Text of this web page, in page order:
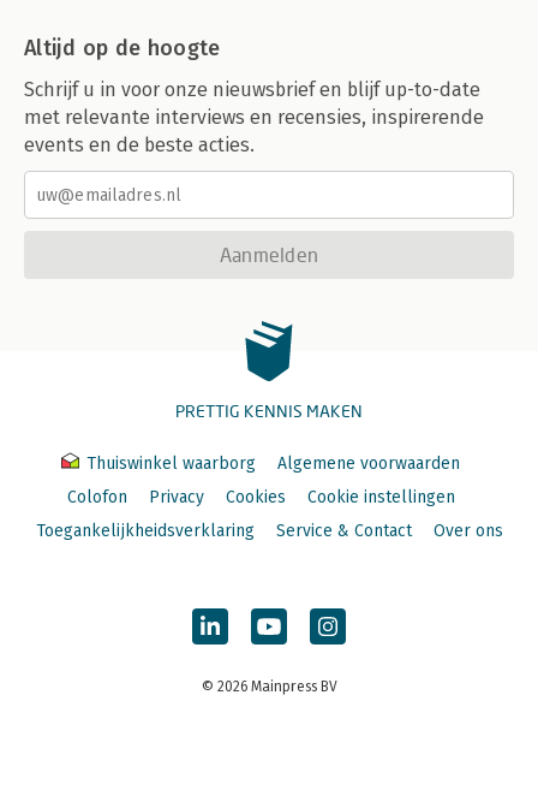
Altijd op de hoogte
Schrijf u in voor onze nieuwsbrief en blijf up-to-date
met relevante interviews en recensies, inspirerende
events en de beste acties.
Aanmelden
PRETTIG KENNIS MAKEN
Thuiswinkel waarborg
Algemene voorwaarden
Colofon
Privacy Cookies
Cookie instellingen
Toegankelijkheidsverklaring
Service & Contact Over ons
© 2026 Mainpress BV